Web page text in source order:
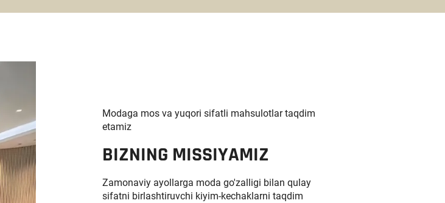
Modaga mos va yuqori sifatli mahsulotlar taqdim
etamiz
BIZNING MISSIYAMIZ
Zamonaviy ayollarga moda go'zalligi bilan qulay
sifatni birlashtiruvchi kiyim-kechaklarni taqdim